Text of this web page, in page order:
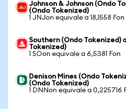
Johnson & Johnson (Ondo
(Ondo Tokenized)
1 JNJon equivale a 18,1558 Fon
Southern (Ondo Tokenized)
Tokenized)
1 SOon equivale a 6,5381 Fon
Denison Mines (Ondo
(Ondo Tokenized)
1 DNNon equivale a 0,225716